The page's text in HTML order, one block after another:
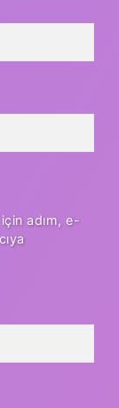
adım, e-